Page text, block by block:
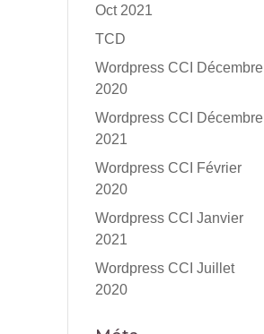
Oct 2021
TCD
Wordpress CCI Décembre
2020
Wordpress CCI Décembre
2021
Wordpress CCI Février
2020
Wordpress CCI Janvier
2021
Wordpress CCI Juillet
2020